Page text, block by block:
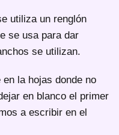
utiliza un renglón
se usa para dar
se utilizan.
la hojas donde no
en blanco el primer
a escribir en el